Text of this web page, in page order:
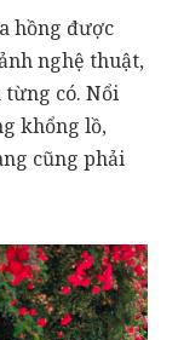
hồng được
nghệ thuật,
có. Nổi
khổng lồ,
cũng phải